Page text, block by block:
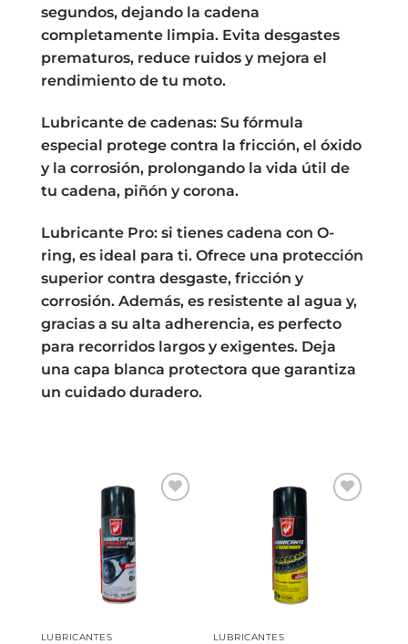
segundos, dejando la cadena
completamente limpia. Evita desgastes
prematuros, reduce ruidos y mejora el
rendimiento de tu moto.
Lubricante de cadenas: Su fórmula
especial protege contra la fricción, el óxido
y la corrosión, prolongando la vida útil de
tu cadena, piñón y corona.
Lubricante Pro: si tienes cadena con O-
ring, es ideal para ti. Ofrece una protección
superior contra desgaste, fricción y
corrosión. Además, es resistente al agua y,
gracias a su alta adherencia, es perfecto
para recorridos largos y exigentes. Deja
una capa blanca protectora que garantiza
un cuidado duradero.
LUBRICANTES LUBRICANTES